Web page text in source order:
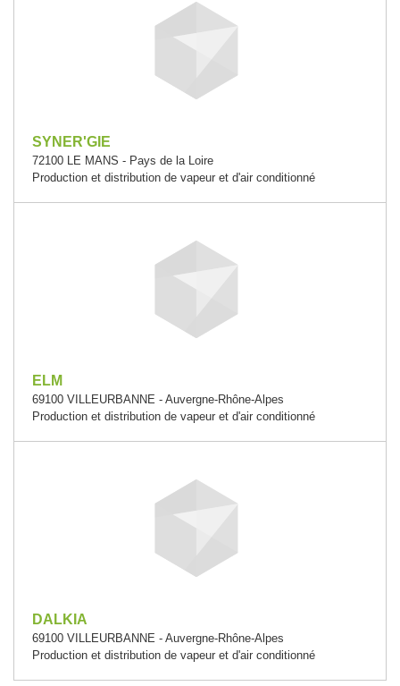
SYNER'GIE
72100 LE MANS - Pays de la Loire
Production et distribution de vapeur et d'air conditionné
ELM
69100 VILLEURBANNE - Auvergne-Rhône-Alpes
Production et distribution de vapeur et d'air conditionné
DALKIA
69100 VILLEURBANNE - Auvergne-Rhône-Alpes
Production et distribution de vapeur et d'air conditionné